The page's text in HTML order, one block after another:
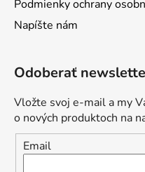
Podmienky ochrany
Napíšte nám
Odoberať
Vložte svoj e-mail a my
o nových produktoch na
Email